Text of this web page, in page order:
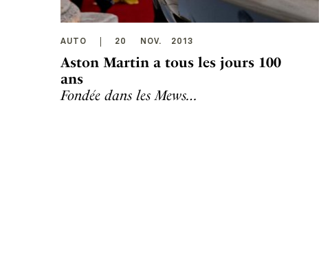
AUTO 20 NOV. 2013
Aston Martin a tous les jours 100
ans
Fondée dans les Mews…